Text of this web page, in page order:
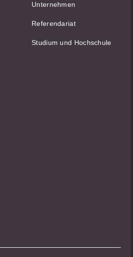
Unternehmen
Referendariat
Studium und Hochschule